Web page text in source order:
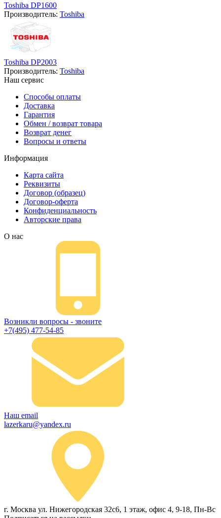
Toshiba DP1600
Производитель: Toshiba
Toshiba DP2003
Производитель: Toshiba
Наш сервис
Способы оплаты
Доставка
Гарантия
Обмен / возврат товара
Возврат денег
Вопросы и ответы
Информация
Карта сайта
Реквизиты
Договор (образец)
Договор-оферта
Конфиденциальность
Авторские права
О нас
Возникли вопросы - звоните
+7(495) 477-54-85
Наш email
lazerkaru@yandex.ru
г. Москва ул. Нижегородская 32с6, 1 этаж, офис 4, 9-18, Пн-Вс